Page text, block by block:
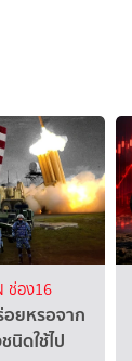
ช่อง16
ยหรอจาก
นิดใช้ไป